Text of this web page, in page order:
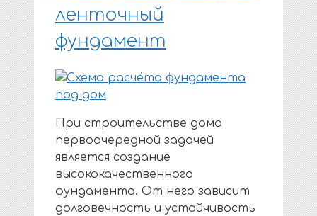
ленточный
фундамент
При строительстве дома
первоочередной задачей
является создание
высококачественного
фундамента. От него зависит
долговечность и устойчивость